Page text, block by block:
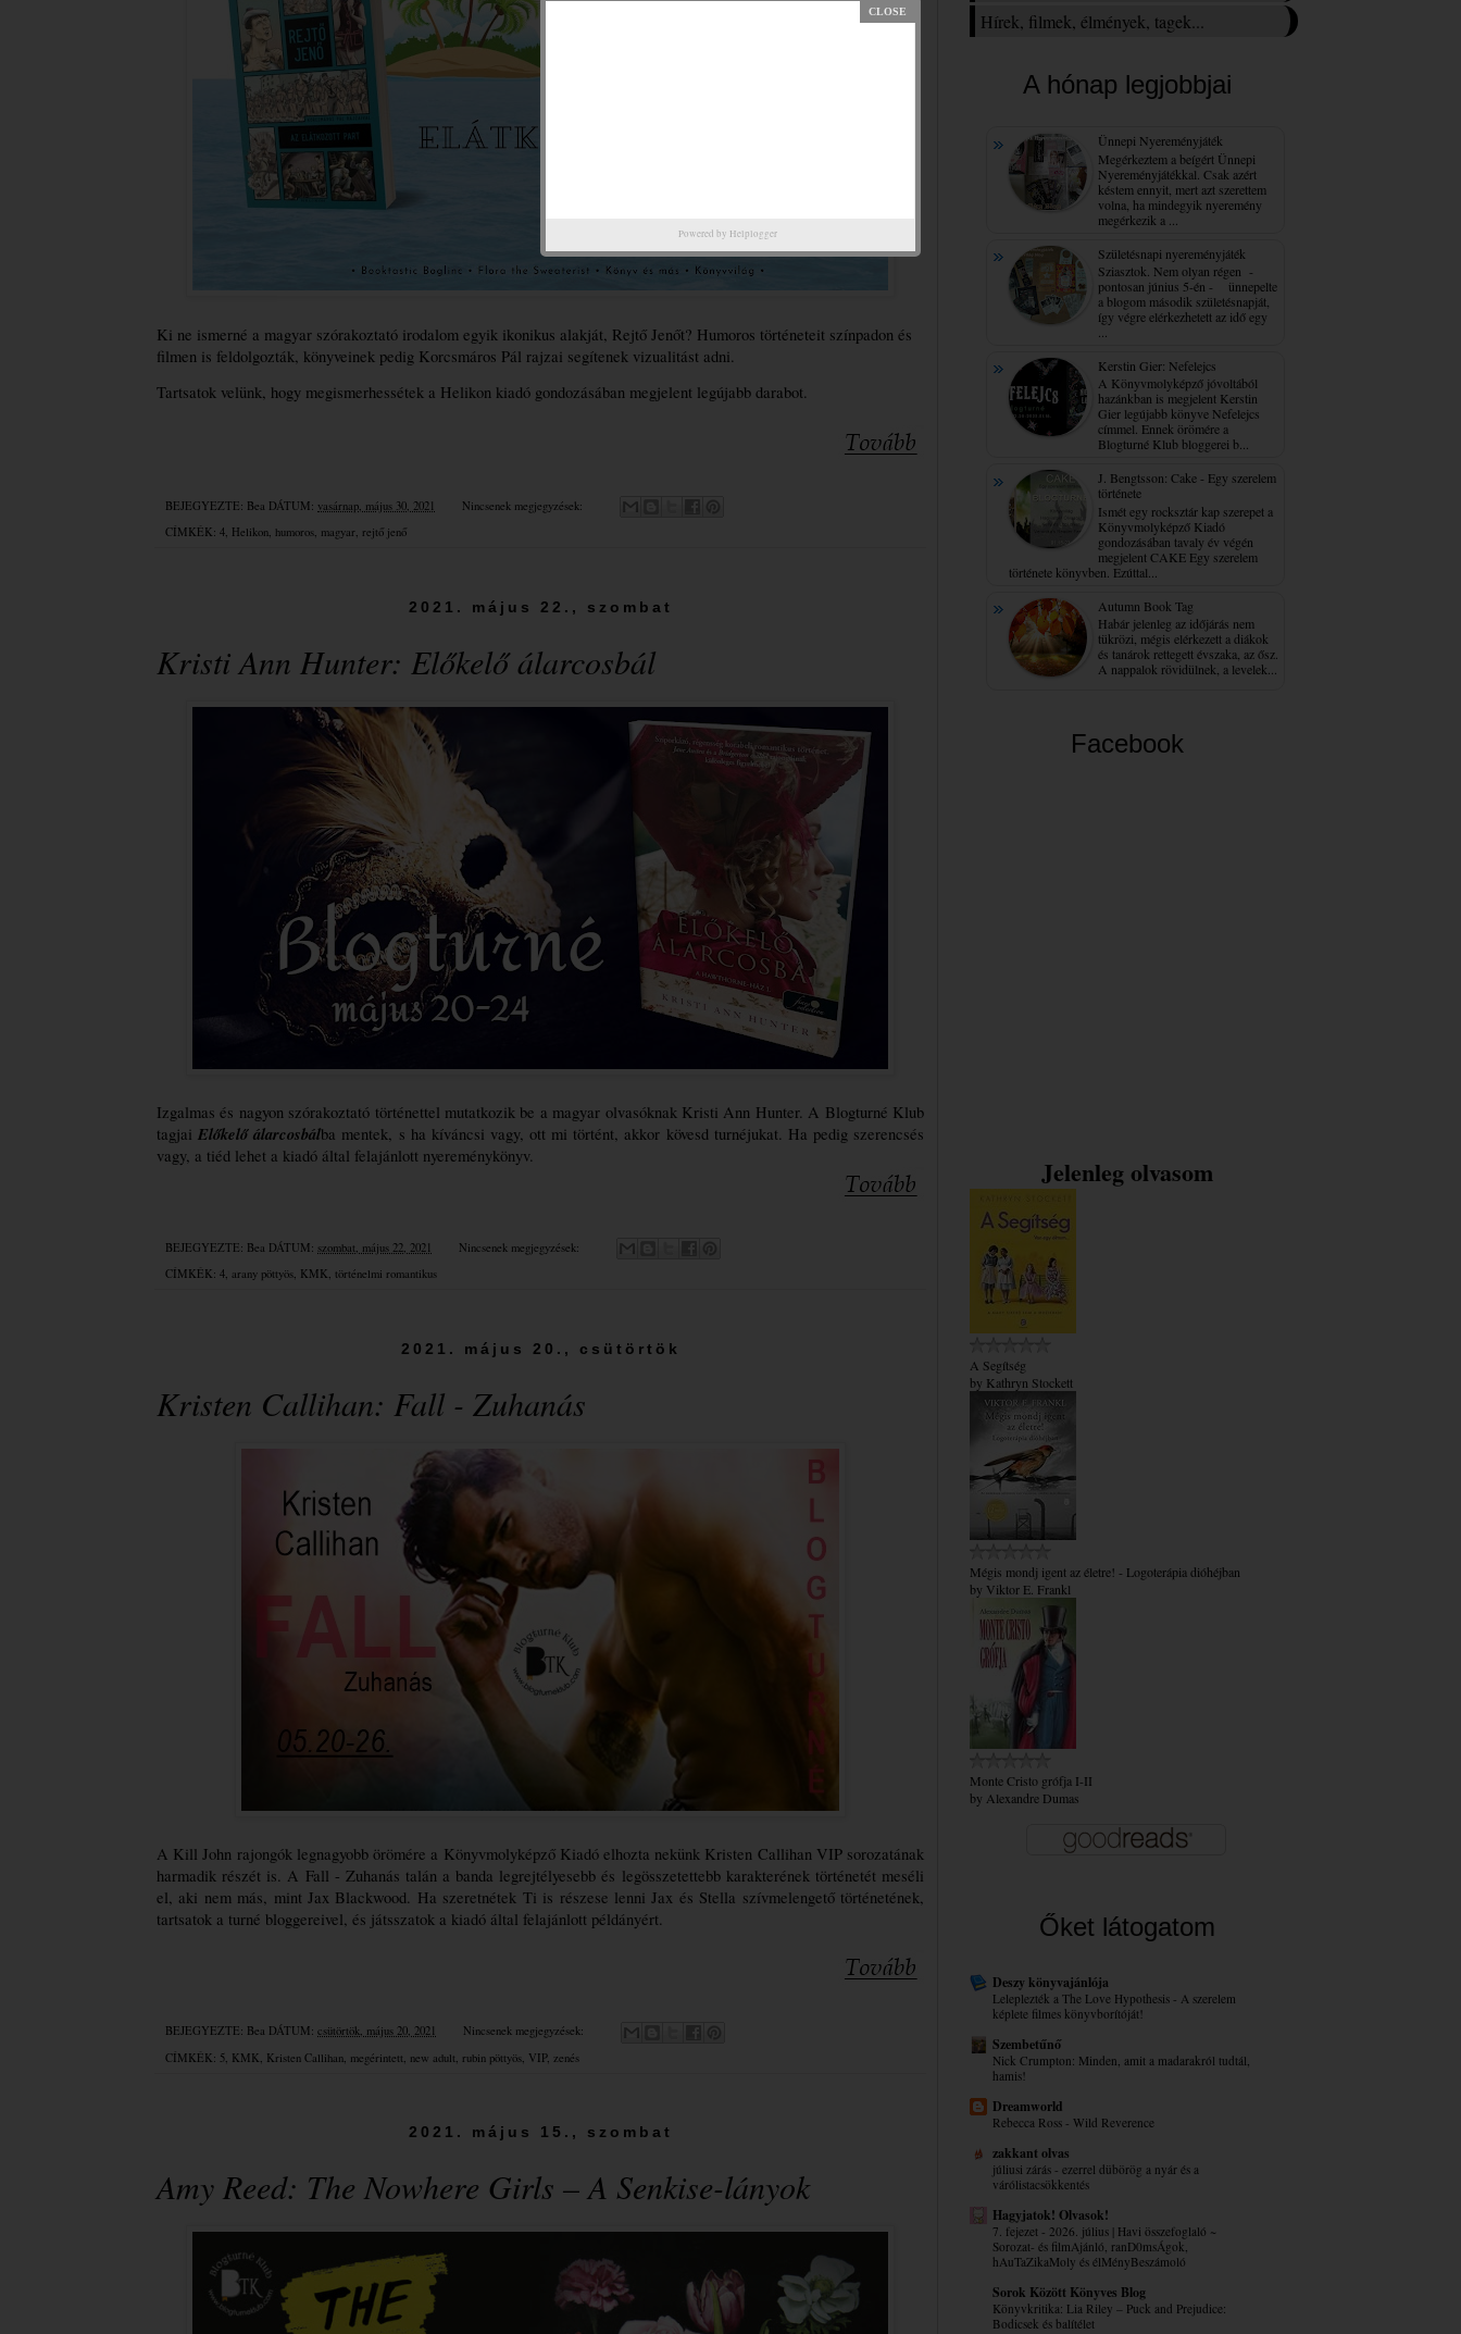
Ki ne ismerné a magyar szórakoztató irodalom egyik ikonikus alakját, Rejtő Jenőt? Humoros történeteit színpadon és
filmen is feldolgozták, könyveinek pedig Korcsmáros Pál rajzai segítenek vizualitást adni.
Tartsatok velünk, hogy megismerhessétek a Helikon kiadó gondozásában megjelent legújabb darabot.
BEJEGYEZTE: Bea DÁTUM: vasárnap, május 30, 2021
Nincsenek megjegyzések:
CÍMKÉK: 4, Helikon, humoros, magyar, rejtő jenő
2021. május 22., szombat
Kristi Ann Hunter: Előkelő ​álarcosbál
Izgalmas és nagyon szórakoztató történettel mutatkozik be a magyar olvasóknak Kristi Ann Hunter. A Blogturné Klub
tagjai Előkelő álarcosbálba mentek, s ha kíváncsi vagy, ott mi történt, akkor kövesd turnéjukat. Ha pedig szerencsés
vagy, a tiéd lehet a kiadó által felajánlott nyereménykönyv.
BEJEGYEZTE: Bea DÁTUM: szombat, május 22, 2021
Nincsenek megjegyzések:
CÍMKÉK: 4, arany pöttyös, KMK, történelmi romantikus
2021. május 20., csütörtök
Kristen Callihan: Fall - Zuhanás
A Kill John rajongók legnagyobb örömére a Könyvmolyképző Kiadó elhozta nekünk Kristen Callihan VIP sorozatának
harmadik részét is. A Fall - Zuhanás talán a banda legrejtélyesebb és legösszetettebb karakterének történetét meséli
el, aki nem más, mint Jax Blackwood. Ha szeretnétek Ti is részese lenni Jax és Stella szívmelengető történetének,
tartsatok a turné bloggereivel, és játsszatok a kiadó által felajánlott példányért.
BEJEGYEZTE: Bea DÁTUM: csütörtök, május 20, 2021
Nincsenek megjegyzések:
CÍMKÉK: 5 KMK Kristen Callihan megérintett new adult rubin pöttyös VIP, zenés
2021. május 15., szombat
Amy Reed: The Nowhere Girls – A Senkise-lányok
Hírek, filmek, élmények, tagek...
A hónap legjobbjai
Ünnepi Nyereményjáték
Megérkeztem a beígért Ünnepi
Nyereményjátékkal. Csak azért
késtem ennyit, mert azt szerettem
volna, ha mindegyik nyeremény
megérkezik a ...
Születésnapi nyereményjáték
Sziasztok. Nem olyan régen -
pontosan június 5-én - ünnepelte
a blogom második születésnapját,
így végre elérkezhetett az idő egy
Kerstin Gier: Nefelejcs
A Könyvmolyképző jóvoltából
hazánkban is megjelent Kerstin
Gier legújabb könyve Nefelejcs
címmel. Ennek örömére a
Blogturné Klub bloggerei b...
J. Bengtsson: Cake - Egy ​szerelem
története
Ismét egy rocksztár kap szerepet a
Könyvmolyképző Kiadó
gondozásában tavaly év végén
megjelent CAKE Egy szerelem
története könyvben. Ezúttal...
Autumn Book Tag
Habár jelenleg az időjárás nem
tükrözi, mégis elérkezett a diákok
és tanárok rettegett évszaka, az ősz.
A nappalok rövidülnek, a levelek...
Facebook
Jelenleg olvasom
A Segítség
by Kathryn Stockett
Mégis mondj igent az életre! - Logoterápia dióhéjban
by Viktor E. Frankl
Monte Cristo grófja I-II
by Alexandre Dumas
Őket látogatom
Deszy könyvajánlója
Leleplezték a The Love Hypothesis - A szerelem
képlete filmes könyvborítóját!
Szembetűnő
Nick Crumpton: Minden, amit a madarakról tudtál,
hamis!
Dreamworld
Rebecca Ross - Wild Reverence
zakkant olvas
júliusi zárás - ezerrel dübörög a nyár és a
várólistacsökkentés
Hagyjatok! Olvasok!
7. fejezet - 2026. július | Havi összefoglaló ~
Sorozat- és filmAjánló, ranD0msÁgok,
hAuTaZikaMoly és élMényBeszámoló
Sorok Között Könyves Blog
Könyvkritika: Lia Riley – Puck ​and Prejudice:
Bodicsek és balítélet
Powered by Helplogger